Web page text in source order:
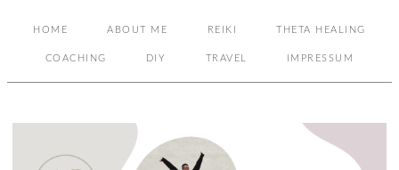
HOME ABOUT ME REIKI THETA HEALING
COACHING DIY TRAVEL IMPRESSUM